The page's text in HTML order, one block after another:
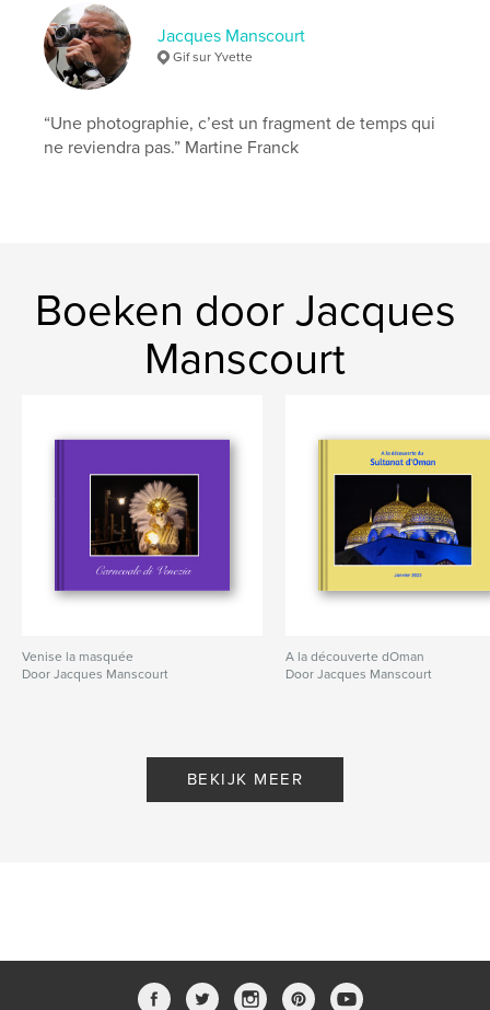
Jacques Manscourt
Gif sur Yvette
“Une photographie, c’est un fragment de temps qui
ne reviendra pas.” Martine Franck
Boeken door Jacques
Manscourt
Venise la masquée
Door Jacques Manscourt
A la découverte dOman
Door Jacques Manscourt
BEKIJK MEER